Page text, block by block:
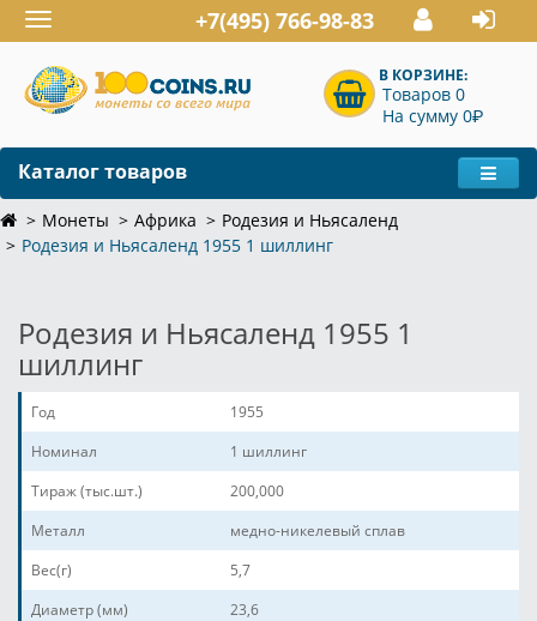
Toggle
navigation
+7(495) 766-98-83
В КОРЗИНЕ:
Товаров 0
На сумму 0P
Каталог товаров
Монеты Африка
Родезия и Ньясаленд
Родезия и Ньясаленд 1955 1 шиллинг
Родезия и Ньясаленд 1955 1
шиллинг
Год
1955
Номинал
1 шиллинг
Тираж (тыс.шт.)
200,000
Металл
медно-никелевый сплав
Вес(г)
5,7
Диаметр (мм)
23,6